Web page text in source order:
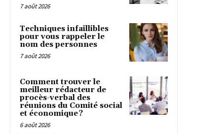
7 août 2026
Techniques infaillibles
pour vous rappeler le
nom des personnes
7 août 2026
Comment trouver le
meilleur rédacteur de
procès-verbal des
réunions du Comité social
et économique ?
6 août 2026